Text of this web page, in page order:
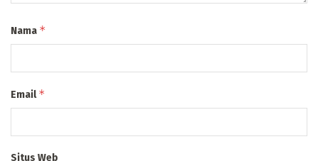
Nama *
Email*
Situs Web